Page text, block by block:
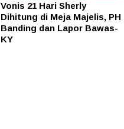
Vonis 21 Hari Sherly
Dihitung di Meja Majelis, PH
Banding dan Lapor Bawas-
KY